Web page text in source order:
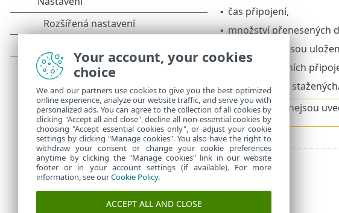
• čas připojení,
• množství přenesených
Následující údaje jsou
počet paralelních
celkový počet
Data, která nejsou
Your account, your cookies
choice
We and our partners use cookies to give you the best optimized
online experience, analyze our website traffic, and serve you with
personalized ads. You can agree to the collection of all cookies by
clicking "Accept all and close", decline all non-essential cookies by
choosing "Accept essential cookies only", or adjust your cookie
settings by clicking "Manage cookies". You also have the right to
withdraw your consent or change your cookie preferences
anytime by clicking the "Manage cookies" link in our website
footer or in your account settings (if available). For more
information, see ourCookie Policy.
ACCEPT ALL AND CLOSE